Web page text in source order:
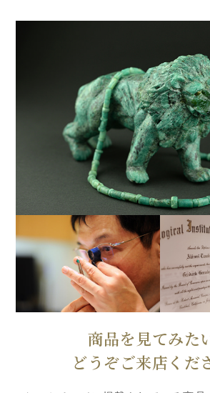
商品を見てみた
どうぞご来店くだ